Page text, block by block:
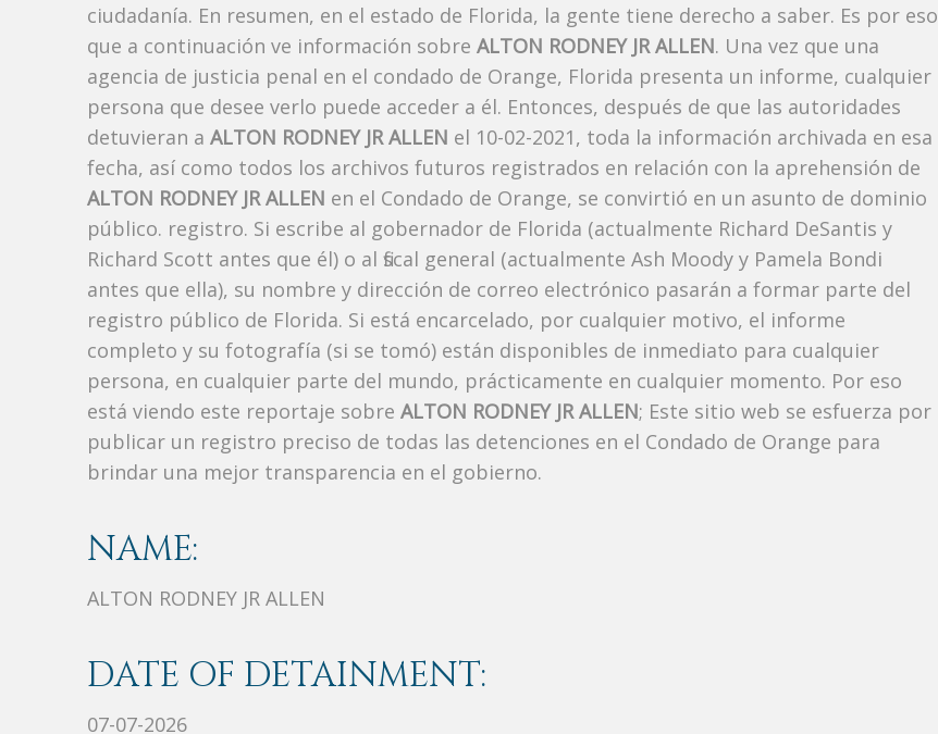
ciudadanía. En resumen, en el estado de Florida, la gente tiene derecho a saber. Es por eso
que a continuación ve información sobre ALTON RODNEY JR ALLEN. Una vez que una
agencia de justicia penal en el condado de Orange, Florida presenta un informe, cualquier
persona que desee verlo puede acceder a él. Entonces, después de que las autoridades
detuvieran a ALTON RODNEY JR ALLEN el 10-02-2021, toda la información archivada en esa
fecha, así como todos los archivos futuros registrados en relación con la aprehensión de
ALTON RODNEY JR ALLEN en el Condado de Orange, se convirtió en un asunto de dominio
público. registro. Si escribe al gobernador de Florida (actualmente Richard DeSantis y
Richard Scott antes que él) o al fiscal general (actualmente Ash Moody y Pamela Bondi
antes que ella), su nombre y dirección de correo electrónico pasarán a formar parte del
registro público de Florida. Si está encarcelado, por cualquier motivo, el informe
completo y su fotografía (si se tomó) están disponibles de inmediato para cualquier
persona, en cualquier parte del mundo, prácticamente en cualquier momento. Por eso
está viendo este reportaje sobre ALTON RODNEY JR ALLEN; Este sitio web se esfuerza por
publicar un registro preciso de todas las detenciones en el Condado de Orange para
brindar una mejor transparencia en el gobierno.
NAME:
ALTON RODNEY JR ALLEN
DATE OF DETAINMENT:
07-07-2026